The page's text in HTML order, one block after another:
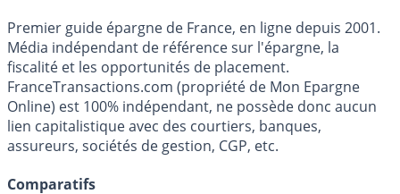
FranceTransactions.com
Premier guide épargne de France, en ligne depuis 2001.
Média indépendant de référence sur l'épargne, la
fiscalité et les opportunités de placement.
FranceTransactions.com (propriété de Mon Epargne
Online) est 100% indépendant, ne possède donc aucun
assureurs, sociétés de gestion, CGP, etc.